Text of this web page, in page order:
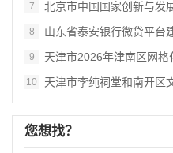
7 北京市中国国家创新与发
8 山东省泰安银行微贷平台
9 天津市2026年津南区网格
10 天津市李纯祠堂和南开区
您想找？